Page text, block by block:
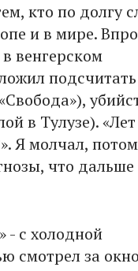
кто по долгу
и в мире.
венгерском
подсчитать
в Тулузе). «Лет
Я молчал, потом
что дальше
- с холодной
смотрел за